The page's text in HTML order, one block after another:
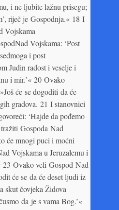
i ne ljubite lažnu prisegu;
riječ je Gospodnja.« 18 I
Vojskama
Vojskama: ‘Post
i post
Judin radost i veselje i
i mir.’« 20 Ovako
će se dogoditi da će
gradova. 21 I stanovnici
‘Hajde da pođemo
Gospoda Nad
će mnogi puci i moćni
Vojskama u Jeruzalemu i
Ovako veli Gospod Nad
će se da će deset ljudi iz
skut čovjeka Židova
da je s vama Bog.’«